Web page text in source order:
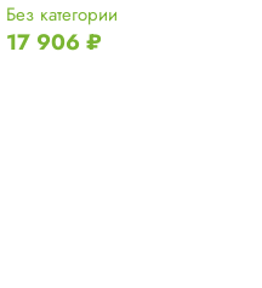
Без категории
17 906 ₽